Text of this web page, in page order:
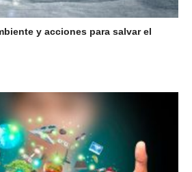
y acciones para salvar el